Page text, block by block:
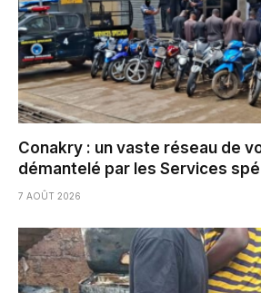
Conakry : un vaste réseau de
démantelé par les Services
7 AOÛT 2026